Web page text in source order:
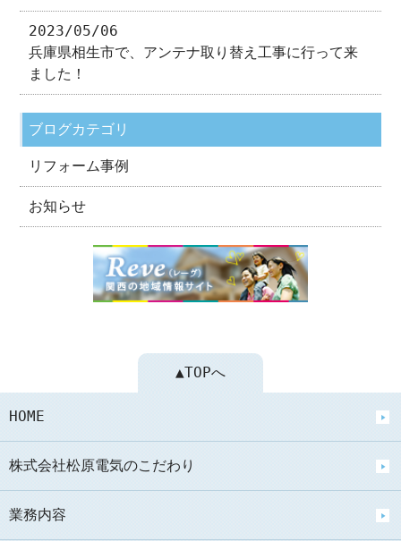
2023/05/06
兵庫県相生市で、アンテナ取り替え工事に行って来
ました！
ブログカテゴリ
リフォーム事例
お知らせ
▲TOPへ
HOME
株式会社松原電気のこだわり
業務内容